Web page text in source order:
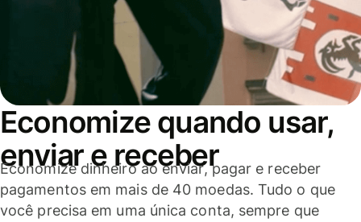
Economize quando usar,
enviar e receber
Economize dinheiro ao enviar, pagar e receber
pagamentos em mais de 40 moedas. Tudo o que
você precisa em uma única conta, sempre que